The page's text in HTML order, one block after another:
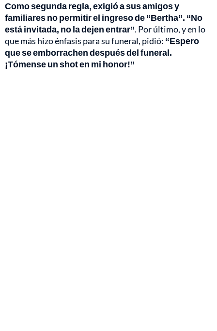
Como segunda regla, exigió a sus amigos y
familiares no permitir el ingreso de “Bertha”. “No
está invitada, no la dejen entrar”. Por último, y en lo
que más hizo énfasis para su funeral, pidió: “Espero
que se emborrachen después del funeral.
¡Tómense un shot en mi honor!”